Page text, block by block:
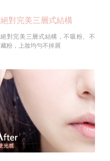
絕對完美三層式結構
絕對完美三層式結構，不吸粉、不
藏粉，上妝均勻不掉屑